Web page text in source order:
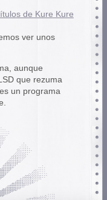
de Kure Kure
ver unos
aunque
que rezuma
un programa